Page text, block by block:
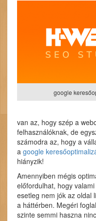
google
van az, hogy szép a
felhasználóknak, de
számodra az, hogy a
a google
hiányzik!
Amennyiben mégis
előfordulhat, hogy
esetleg nem jók az oldal
a háttérben. Megéri
szinte semmi haszna